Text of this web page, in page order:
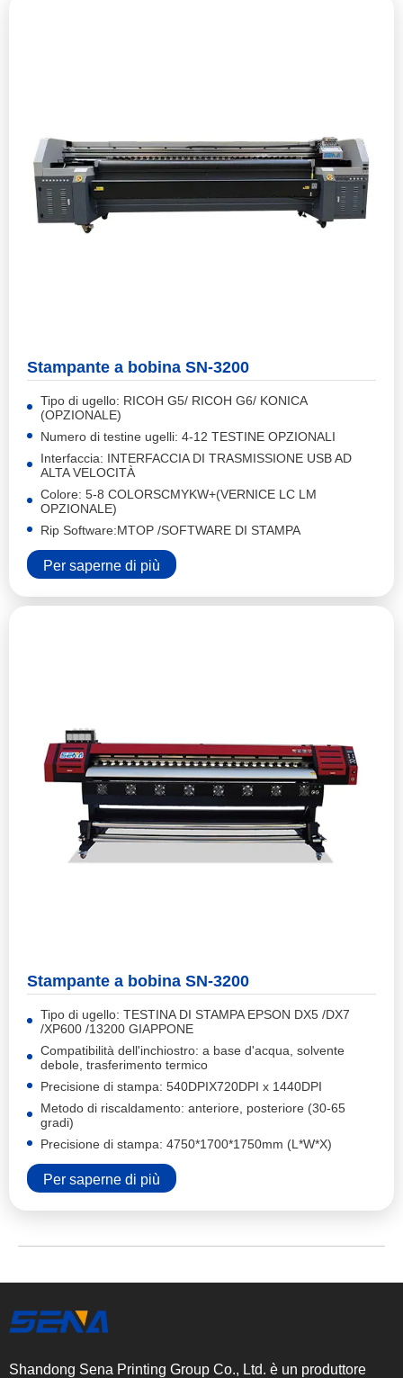
Stampante a bobina SN-3200
Tipo di ugello: RICOH G5/ RICOH G6/ KONICA
(OPZIONALE)
Numero di testine ugelli: 4-12 TESTINE OPZIONALI
Interfaccia: INTERFACCIA DI TRASMISSIONE USB AD
ALTA VELOCITÀ
Colore: 5-8 COLORSCMYKW+(VERNICE LC LM
OPZIONALE)
Rip Software:MTOP /SOFTWARE DI STAMPA
Per saperne di più
Stampante a bobina SN-3200
Tipo di ugello: TESTINA DI STAMPA EPSON DX5 /DX7
/XP600 /13200 GIAPPONE
Compatibilità dell'inchiostro: a base d'acqua, solvente
debole, trasferimento termico
Precisione di stampa: 540DPIX720DPI x 1440DPI
Metodo di riscaldamento: anteriore, posteriore (30-65
gradi)
Precisione di stampa: 4750*1700*1750mm (L*W*X)
Per saperne di più
Shandong Sena Printing Group Co., Ltd. è un produttore